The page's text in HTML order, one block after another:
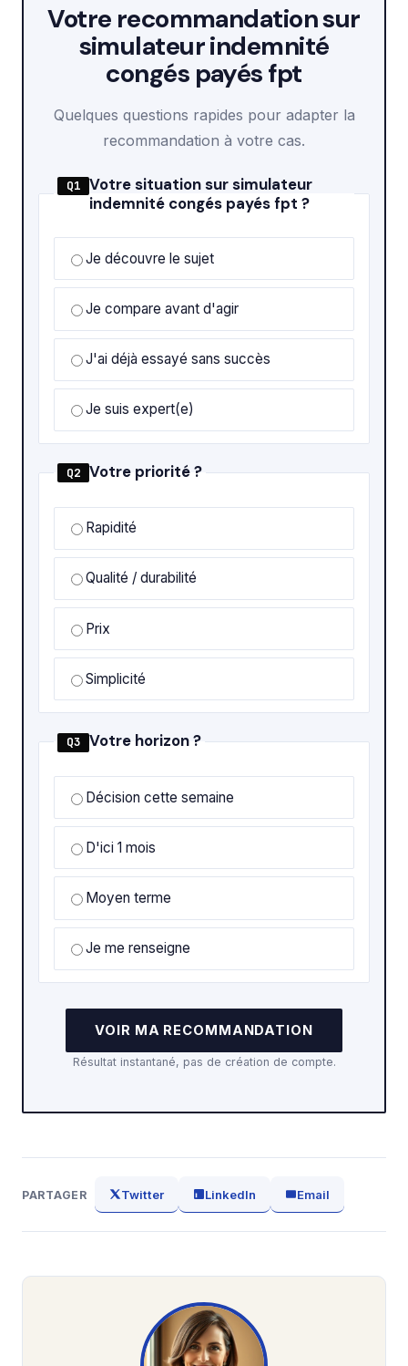
Votre recommandation sur
simulateur indemnité
congés payés fpt
Quelques questions rapides pour adapter la
recommandation à votre cas.
Q1 Votre situation sur simulateur
indemnité congés payés fpt ?
Je découvre le sujet
Je compare avant d'agir
J'ai déjà essayé sans succès
Je suis expert(e)
Q2 Votre priorité ?
Rapidité
Qualité / durabilité
Prix
Simplicité
Q3 Votre horizon ?
Décision cette semaine
D'ici 1 mois
Moyen terme
Je me renseigne
VOIR MA RECOMMANDATION
Résultat instantané, pas de création de compte.
PARTAGER Twitter LinkedIn Email